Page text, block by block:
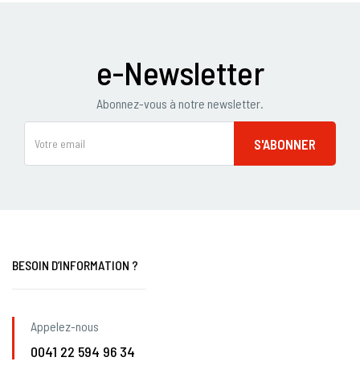
e-Newsletter
Abonnez-vous à notre newsletter.
BESOIN D’INFORMATION ?
Appelez-nous
0041 22 594 96 34